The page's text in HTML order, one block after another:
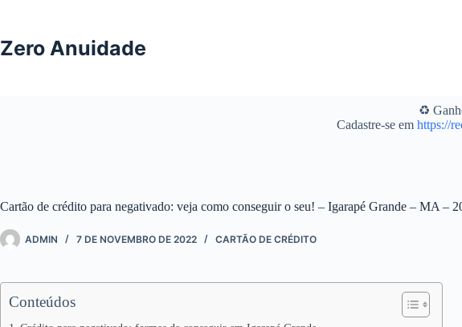
conteúdo
Zero Anuidade
♻️
Cadastre-se em https://
Cartão de crédito para negativado: veja como conseguir o seu! – Igarapé Grande – MA –
ADMIN 7 DE NOVEMBRO DE 2022 CARTÃO DE CRÉDITO
Conteúdos